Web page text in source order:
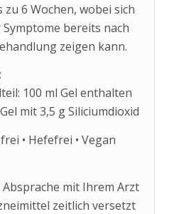
6 Wochen, wobei sich
bereits nach
zeigen kann.
100 ml Gel enthalten
mit 3,5 g Siliciumdioxid
• Hefefrei • Vegan
mit Ihrem Arzt
zeitlich versetzt